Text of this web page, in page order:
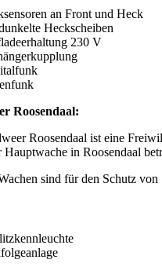
an Front und Heck
Heckscheiben
230 V
Roosendaal:
Roosendaal ist eine
Hauptwache in Roosendaal
sind für den Schutz